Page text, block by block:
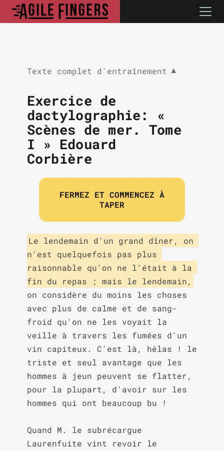
Texte complet d'entraînement ▼
Exercice de
dactylographie: «
Scènes de mer. Tome
I » Edouard
Corbière
FERMEZ ET COMMENCEZ À
TAPER
Le lendemain d'un grand dîner, on
n'est quelquefois pas plus
raisonnable qu'on ne l'était à la
fin du repas ; mais le lendemain,
on considère du moins les choses
avec plus de calme et de sang-
froid qu'on ne les voyait la
veille à travers les fumées d'un
vin capiteux. C'est là, hélas ! le
triste et seul avantage que les
hommes à jeun peuvent se flatter,
pour la plupart, d'avoir sur les
hommes qui ont beaucoup bu !
Quand M. le subrécargue
Laurenfuite vint revoir le